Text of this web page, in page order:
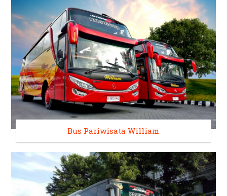
Bus Pariwisata William